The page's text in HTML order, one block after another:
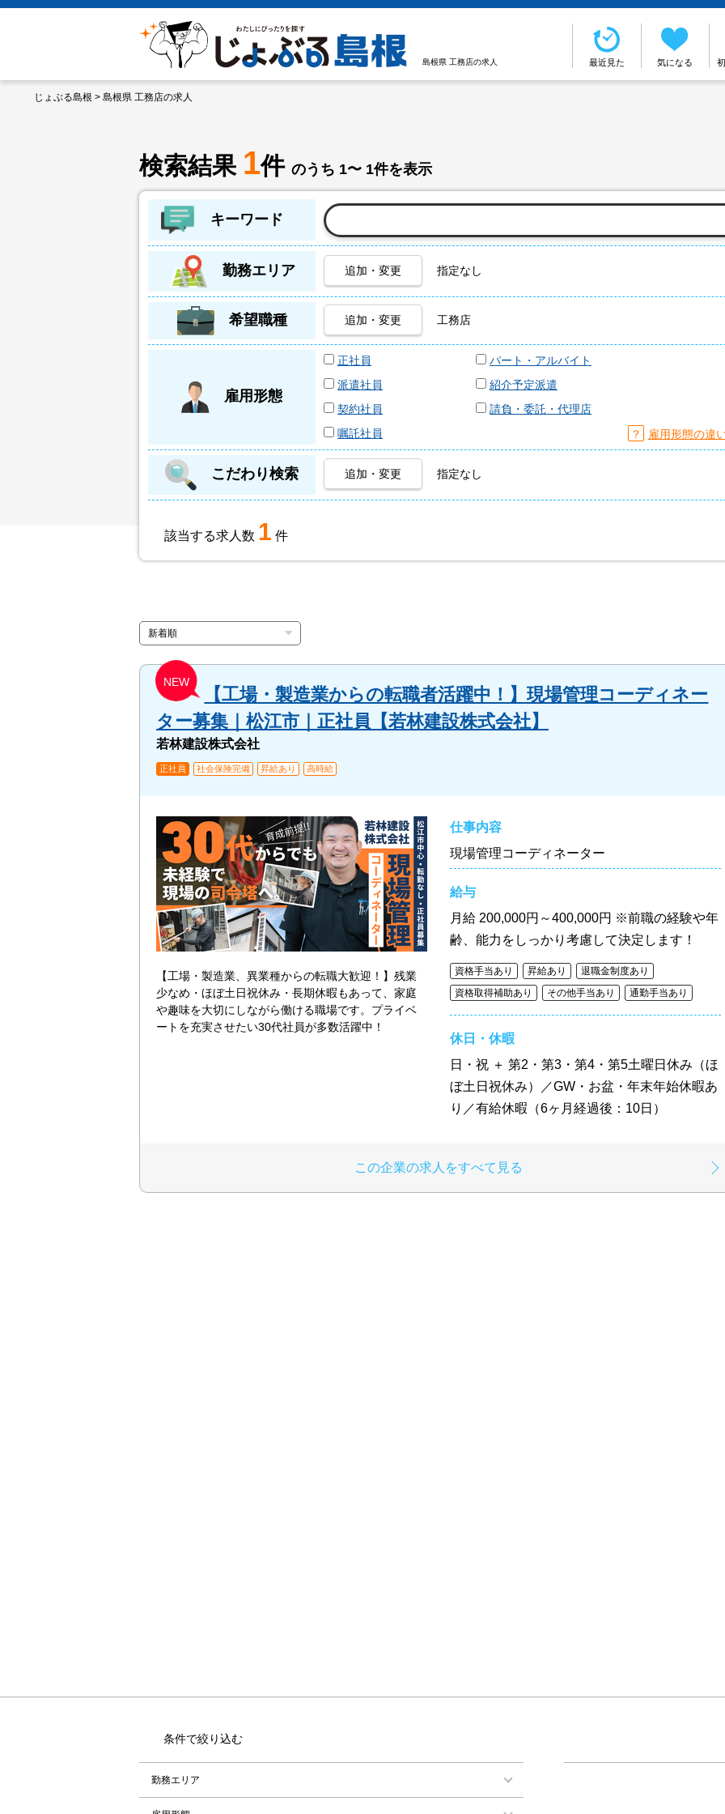
島根県 工務店の求人 最近見た 気になる
じょぶる島根 > 島根県 工務店の求人
検索結果 1件 のうち 1〜 1件を表示
キーワード
勤務エリア 追加・変更 指定なし
希望職種 追加・変更 工務店
雇用形態
正社員
パート・アルバイト
派遣社員
紹介予定派遣
契約社員
請負・委託・代理店
嘱託社員
？ 雇用形態の違
こだわり検索 追加・変更 指定なし
該当する求人数 1 件
NEW
【工場・製造業からの転職者活躍中！】現場管理コーディネー
ター募集｜松江市｜正社員【若林建設株式会社】
若林建設株式会社
正社員 社会保険完備 昇給あり 高時給
【工場・製造業、異業種からの転職大歓迎！】残業
少なめ・ほぼ土日祝休み・長期休暇もあって、家庭
や趣味を大切にしながら働ける職場です。プライベ
ートを充実させたい30代社員が多数活躍中！
仕事内容
現場管理コーディネーター
給与
月給 200,000円～400,000円 ※前職の経験や年
齢、能力をしっかり考慮して決定します！
資格手当あり 昇給あり
退職金制度あり
資格取得補助あり
その他手当あり 通勤手当あり
休日・休暇
日・祝 ＋ 第2・第3・第4・第5土曜日休み（ほ
ぼ土日祝休み）／GW・お盆・年末年始休暇あ
り／有給休暇（6ヶ月経過後：10日）
この企業の求人をすべて見る
条件で絞り込む
勤務エリア